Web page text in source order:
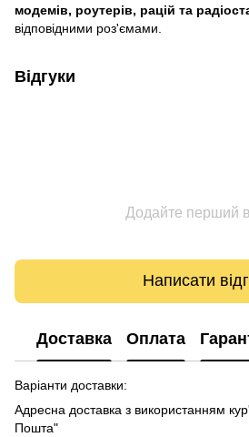
модемів, роутерів, рацій та
відповідними роз'ємами.
Відгуки
Додайте перший
Написати
Доставка Оплата
Варіанти доставки:
Адресна доставка з використанням
Пошта"